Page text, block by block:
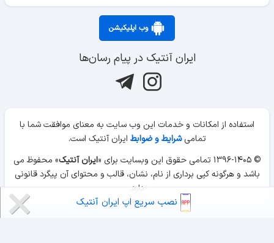
وب اپلیکیشن
ایران آنتیک در پیام رسان‌ها
استفاده از امکانات و خدمات این وب سایت به معنای موافقت شما با
تمامیشرایط و ضوابط ایران آنتیک است.
© ۱۳۹۶-۱۴۰۵ تمامی حقوق این وبسایت برای «
ایران آنتیک» محفوظ می
باشد و هرگونه کپی برداری از نام، نشان، قالب و محتوای آن پیگرد قانونی
دارد.
نصب سریع اپ ایران آنتیک